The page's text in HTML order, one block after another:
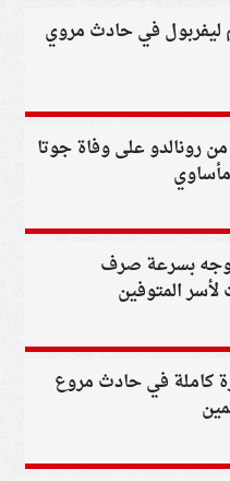
في حادث مروي
رونالدو على وفاة جوتا
بسرعة صرف
المتوفين
كاملة في حادث مروع